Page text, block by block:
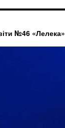
№46 «Лелека»